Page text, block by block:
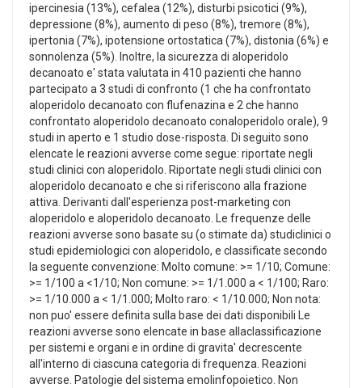
ipercinesia (13%), cefalea (12%), disturbi psicotici (9%),
depressione (8%), aumento di peso (8%), tremore (8%),
ipertonia (7%), ipotensione ortostatica (7%), distonia (6%) e
sonnolenza (5%). Inoltre, la sicurezza di aloperidolo
decanoato e' stata valutata in 410 pazienti che hanno
partecipato a 3 studi di confronto (1 che ha confrontato
aloperidolo decanoato con flufenazina e 2 che hanno
confrontato aloperidolo decanoato conaloperidolo orale), 9
studi in aperto e 1 studio dose-risposta. Di seguito sono
elencate le reazioni avverse come segue: riportate negli
studi clinici con aloperidolo. Riportate negli studi clinici con
aloperidolo decanoato e che si riferiscono alla frazione
attiva. Derivanti dall'esperienza post-marketing con
aloperidolo e aloperidolo decanoato. Le frequenze delle
reazioni avverse sono basate su (o stimate da) studiclinici o
studi epidemiologici con aloperidolo, e classificate secondo
la seguente convenzione: Molto comune: >= 1/10; Comune:
>= 1/100 a <1/10; Non comune: >= 1/1.000 a < 1/100; Raro:
>= 1/10.000 a < 1/1.000; Molto raro: < 1/10.000; Non nota:
non puo' essere definita sulla base dei dati disponibili Le
reazioni avverse sono elencate in base allaclassificazione
per sistemi e organi e in ordine di gravita' decrescente
all'interno di ciascuna categoria di frequenza. Reazioni
avverse. Patologie del sistema emolinfopoietico. Non